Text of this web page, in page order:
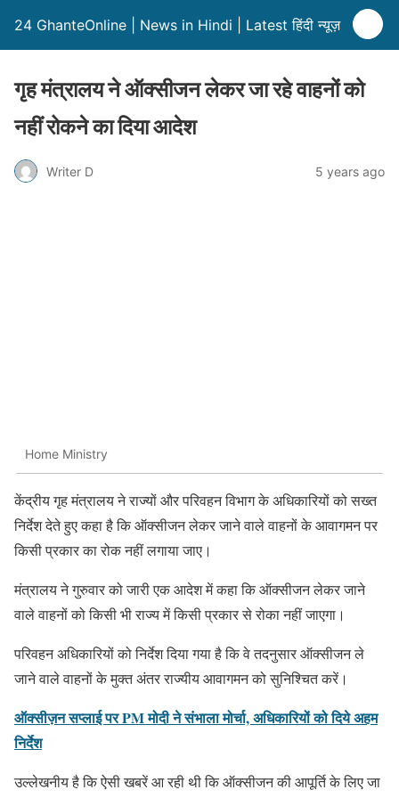
24 GhanteOnline | News in Hindi | Latest हिंदी न्यूज़
गृह मंत्रालय ने ऑक्सीजन लेकर जा रहे वाहनों को
नहीं रोकने का दिया आदेश
Writer D 5 years ago
Home Ministry
केंद्रीय गृह मंत्रालय ने राज्यों और परिवहन विभाग के अधिकारियों को सख्त
निर्देश देते हुए कहा है कि ऑक्सीजन लेकर जाने वाले वाहनों के आवागमन पर
किसी प्रकार का रोक नहीं लगाया जाए।
मंत्रालय ने गुरुवार को जारी एक आदेश में कहा कि ऑक्सीजन लेकर जाने
वाले वाहनों को किसी भी राज्य में किसी प्रकार से रोका नहीं जाएगा।
परिवहन अधिकारियों को निर्देश दिया गया है कि वे तदनुसार ऑक्सीजन ले
जाने वाले वाहनों के मुक्त अंतर राज्यीय आवागमन को सुनिश्चित करें।
ऑक्सीज़न सप्लाई पर PM मोदी ने संभाला मोर्चा, अधिकारियों को दिये अहम
निर्देश
उल्लेखनीय है कि ऐसी खबरें आ रही थी कि ऑक्सीजन की आपूर्ति के लिए जा